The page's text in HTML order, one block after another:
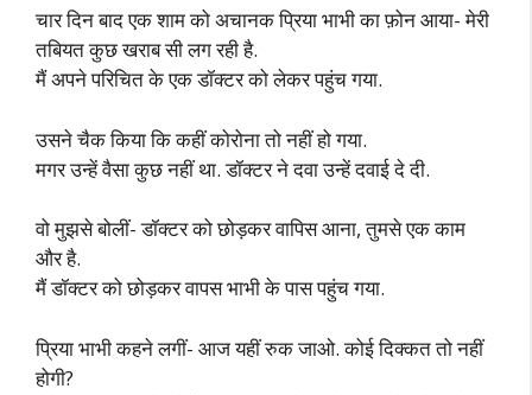
चार दिन बाद एक शाम को अचानक प्रिया भाभी का फ़ोन आया- मेरी
तबियत कुछ खराब सी लग रही है.
मैं अपने परिचित के एक डॉक्टर को लेकर पहुंच गया.
उसने चैक किया कि कहीं कोरोना तो नहीं हो गया.
मगर उन्हें वैसा कुछ नहीं था. डॉक्टर ने दवा उन्हें दवाई दे दी.
वो मुझसे बोलीं- डॉक्टर को छोड़कर वापिस आना, तुमसे एक काम
और है.
मैं डॉक्टर को छोड़कर वापस भाभी के पास पहुंच गया.
प्रिया भाभी कहने लगीं- आज यहीं रुक जाओ. कोई दिक्कत तो नहीं
होगी?